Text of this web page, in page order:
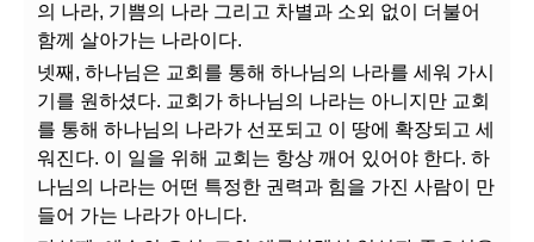
의 나라, 기쁨의 나라 그리고 차별과 소외 없이 더불어
함께 살아가는 나라이다.
넷째, 하나님은 교회를 통해 하나님의 나라를 세워 가시
기를 원하셨다. 교회가 하나님의 나라는 아니지만 교회
를 통해 하나님의 나라가 선포되고 이 땅에 확장되고 세
워진다. 이 일을 위해 교회는 항상 깨어 있어야 한다. 하
나님의 나라는 어떤 특정한 권력과 힘을 가진 사람이 만
들어 가는 나라가 아니다.